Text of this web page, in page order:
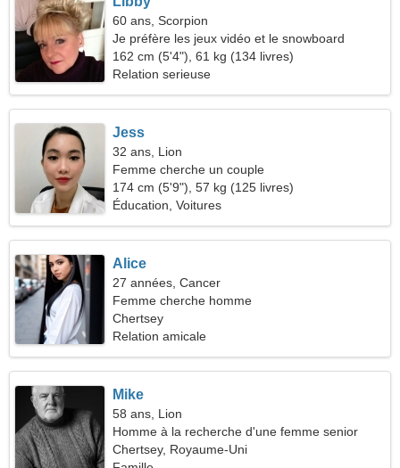
60 ans, Scorpion
Je préfère les jeux vidéo et le snowboard
162 cm (5'4"), 61 kg (134 livres)
Relation serieuse
Jess
32 ans, Lion
Femme cherche un couple
174 cm (5'9"), 57 kg (125 livres)
Éducation, Voitures
Alice
27 années, Cancer
Femme cherche homme
Chertsey
Relation amicale
Mike
58 ans, Lion
Homme à la recherche d'une femme senior
Chertsey, Royaume-Uni